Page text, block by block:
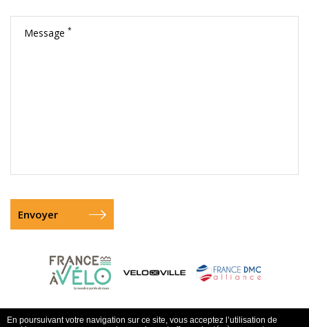
En poursuivant votre navigation sur ce site, vous acceptez l’utilisation de
Message *